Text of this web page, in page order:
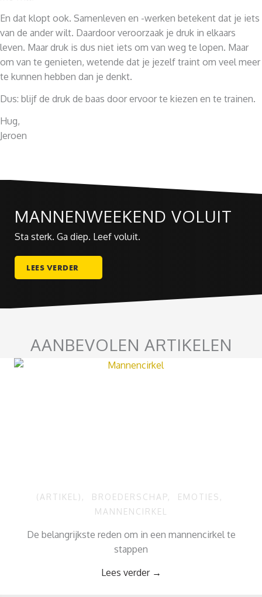
En dat klopt ook. Samenleven en -werken betekent dat je iets
van de ander wilt. Daardoor veroorzaak je druk in elkaars
leven. Maar druk is dus niet iets om van weg te lopen. Maar
om van te genieten, wetende dat je jezelf traint om veel meer
te kunnen hebben dan je denkt.
Dus: blijf de druk de baas door ervoor te kiezen en te trainen.
Hug,
Jeroen
MANNENWEEKEND VOLUIT
Sta sterk. Ga diep. Leef voluit.
LEES VERDER
AANBEVOLEN ARTIKELEN
(ARTIKEL) , BROEDERSCHAP, EMOTIES ,
MANNENCIRKEL
De belangrijkste reden om in een mannencirkel te
stappen
Lees verder →